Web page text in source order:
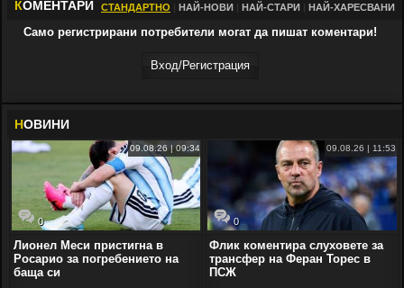
КОМЕНТАРИ СТАНДАРТНО НАЙ-НОВИ НАЙ-СТАРИ НАЙ-ХАРЕСВАНИ
Само регистрирани потребители могат да пишат коментари!
Вход/Регистрaция
НОВИНИ
0
09.08.26 | 09:34
Лионел Меси пристигна в
Росарио за погребението на
баща си
0
09.08.26 | 11:53
Флик коментира слуховете за
трансфер на Феран Торес в
ПСЖ